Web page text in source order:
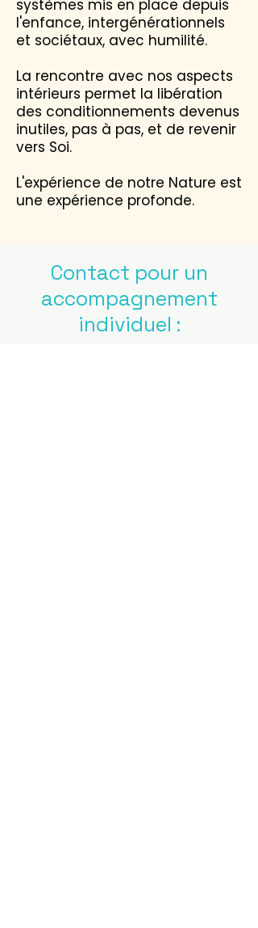
systèmes mis en place depuis
l'enfance, intergénérationnels
et sociétaux, avec humilité.
La rencontre avec nos aspects
intérieurs permet la libération
des conditionnements devenus
inutiles, pas à pas, et de revenir
vers Soi.
L'expérience de notre Nature est
une expérience profonde.
Contact pour un
accompagnement
individuel :